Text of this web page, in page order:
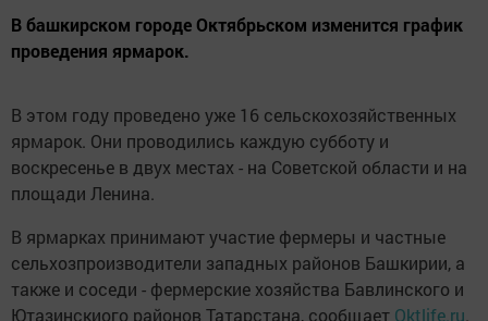
В башкирском городе Октябрьском изменится график
проведения ярмарок.
В этом году проведено уже 16 сельскохозяйственных
ярмарок. Они проводились каждую субботу и
воскресенье в двух местах - на Советской области и на
площади Ленина.
В ярмарках принимают участие фермеры и частные
сельхозпроизводители западных районов Башкирии, а
также и соседи - фермерские хозяйства Бавлинского и
Ютазинскиого районов Татарстана, сообщает Oktlife.ru.